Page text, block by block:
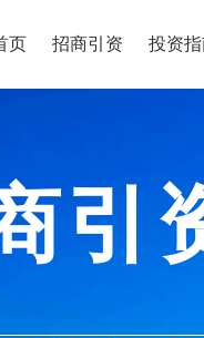
页 招商引资 投资
引